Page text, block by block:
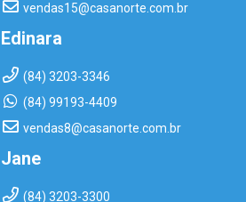
vendas15@casanorte.com.br
Edinara
(84) 3203-3346
(84) 99193-4409
vendas8@casanorte.com.br
Jane
(84) 3203-3300